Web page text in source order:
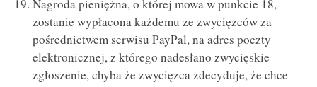
Nagroda pieniężna, o której mowa w punkcie 18,
zostanie wypłacona każdemu ze zwycięzców za
pośrednictwem serwisu PayPal, na adres poczty
elektronicznej, z którego nadesłano zwycięskie
zgłoszenie, chyba że zwycięzca zdecyduje, że chce